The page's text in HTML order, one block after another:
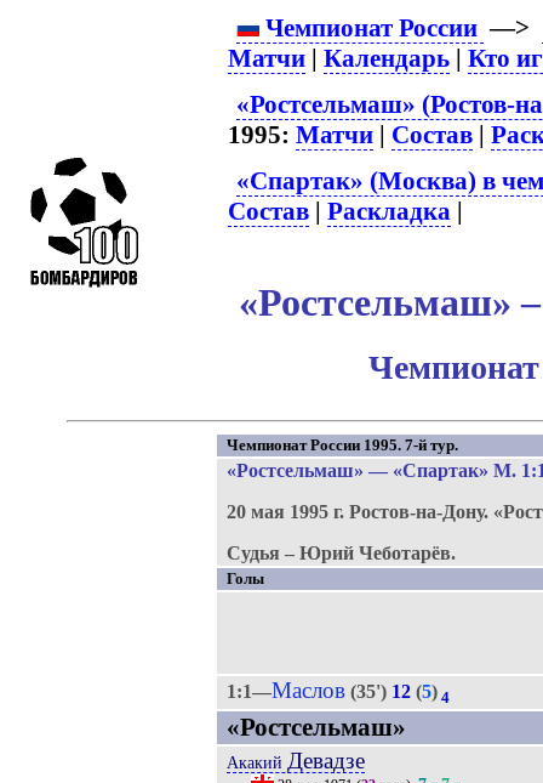
Чемпионат России —>
Матчи |Календарь |Кто
«Ростсельмаш» (Ростов-
1995:Матчи | Состав |
«Спартак» (Москва) в
Состав |Раскладка |
«Ростсельмаш»
Чемпионат
Чемпионат России 1995. 7-й тур.
«Ростсельмаш» — «Спартак» М.
20 мая 1995 г. Ростов-на-Дону.
Судья – Юрий Чеботарёв.
Голы
1:1—Маслов(35') 12(5) 4
«Ростсельмаш»
Акакий Девадзе